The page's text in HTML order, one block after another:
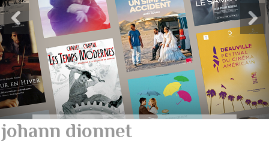
johann dionnet